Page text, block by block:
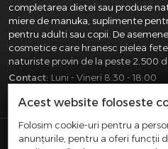
completarea dietei sau produse
miere de manuka, suplimente
pentru adulti sau copii. De
cosmetice care hranesc pielea
naturiste provin de la peste 2.500
Contact: Luni - Vineri 8:30 - 18:00
SAM DISTRIBUTION S.R.L.-
Acest website foloseste
Folosim cookie-uri pentru a
anunțurile, pentru a oferi funcții